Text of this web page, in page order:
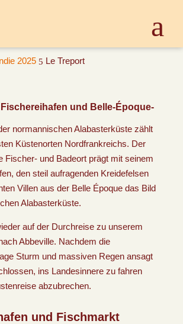
2025 5 Le Treport
Fischereihafen und Belle-Époque-
normannischen Alabasterküste zählt
Küstenorten Nordfrankreichs. Der
Fischer- und Badeort prägt mit seinem
den steil aufragenden Kreidefelsen
Villen aus der Belle Époque das Bild
Alabasterküste.
auf der Durchreise zu unserem
Abbeville. Nachdem die
Sturm und massiven Regen ansagt
ins Landesinnere zu fahren
abzubrechen.
und Fischmarkt